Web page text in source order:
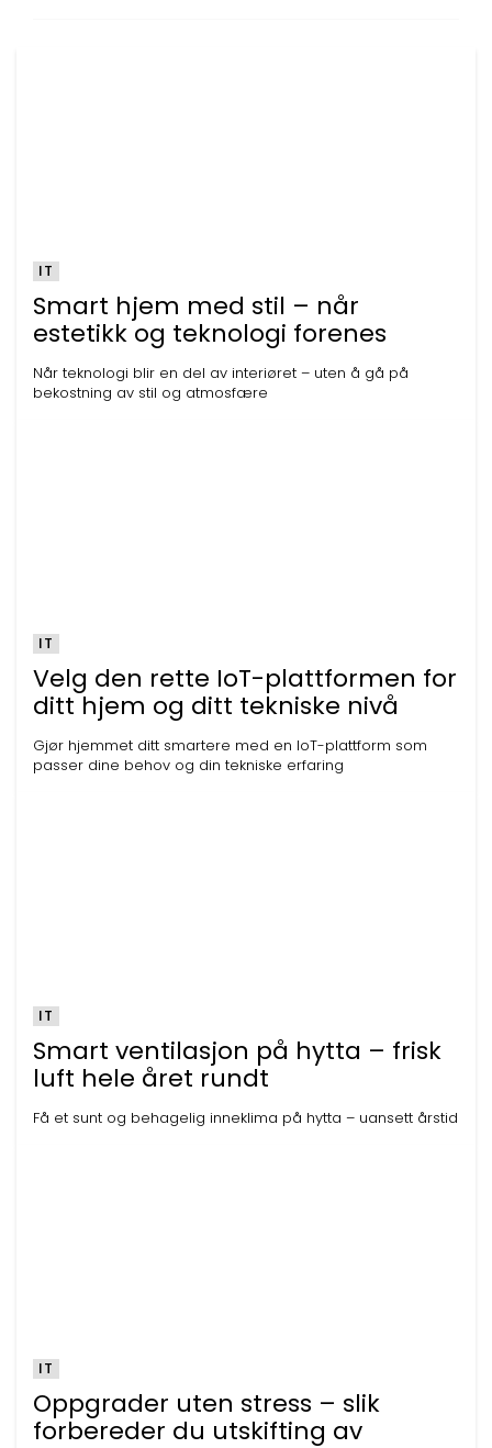
Smart hjem med stil – når
estetikk og teknologi forenes
Når teknologi blir en del av interiøret – uten å gå på
bekostning av stil og atmosfære
IT
Velg den rette IoT-plattformen for
ditt hjem og ditt tekniske nivå
Gjør hjemmet ditt smartere med en IoT-plattform som
passer dine behov og din tekniske erfaring
IT
Smart ventilasjon på hytta – frisk
luft hele året rundt
Få et sunt og behagelig inneklima på hytta – uansett årstid
IT
Oppgrader uten stress – slik
forbereder du utskifting av
IT